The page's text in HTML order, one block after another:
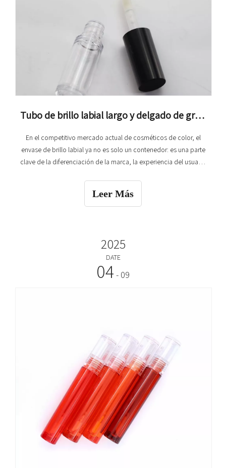
Tubo de brillo labial largo y delgado de gran capacidad: empaque personalizado para marcas de maquillaje y fábricas de rellenos
En el competitivo mercado actual de cosméticos de color, el
envase de brillo labial ya no es solo un contenedor: es una parte
clave de la diferenciación de la marca, la experiencia del usuario
recientemente desarrollada y diseñada específicamente para
Leer Más
2025
DATE
04 - 09